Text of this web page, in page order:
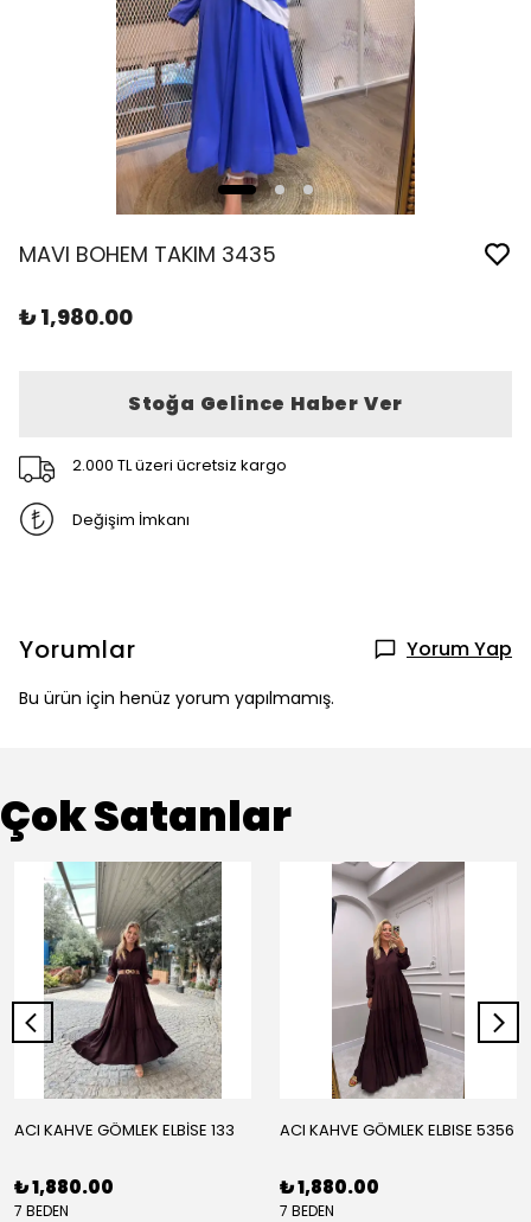
MAVI BOHEM TAKIM 3435
₺ 1,980.00
Stoğa Gelince Haber Ver
2.000 TL üzeri ücretsiz kargo
Değişim İmkanı
Yorumlar Yorum Yap
Bu ürün için henüz yorum yapılmamış.
Çok Satanlar
ACI KAHVE GÖMLEK ELBİSE 133
₺ 1,880.00
7 BEDEN
ACI KAHVE GÖMLEK ELBISE 5356
₺ 1,880.00
7 BEDEN